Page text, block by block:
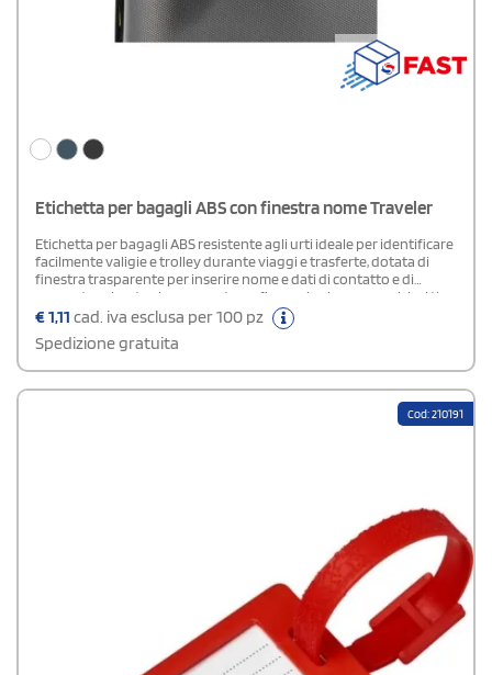
Etichetta per bagagli ABS con finestra nome Traveler
Etichetta per bagagli ABS resistente agli urti ideale per identificare
facilmente valigie e trolley durante viaggi e trasferte, dotata di
finestra trasparente per inserire nome e dati di contatto e di
passante robusto che consente un fissaggio sicuro a qualsiasi tipo
di bagaglio, pratica e durevole per un utilizzo frequente.
€1,11 cad. iva esclusa per 100 pz
Spedizione gratuita
Cod: 210191